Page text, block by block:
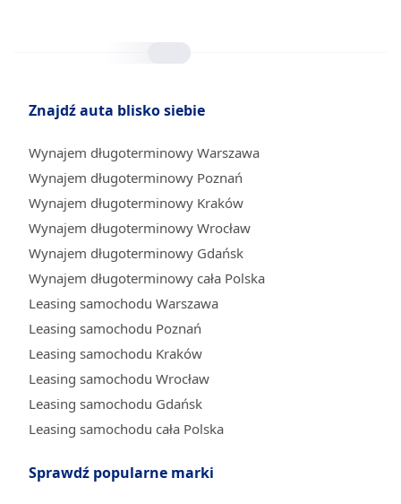
Znajdź auta blisko siebie
Wynajem długoterminowy Warszawa
Wynajem długoterminowy Poznań
Wynajem długoterminowy Kraków
Wynajem długoterminowy Wrocław
Wynajem długoterminowy Gdańsk
Wynajem długoterminowy cała Polska
Leasing samochodu Warszawa
Leasing samochodu Poznań
Leasing samochodu Kraków
Leasing samochodu Wrocław
Leasing samochodu Gdańsk
Leasing samochodu cała Polska
Sprawdź popularne marki